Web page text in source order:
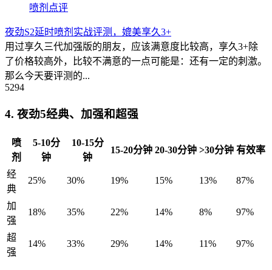
喷剂点评
夜劲S2延时喷剂实战评测，媲美享久3+
用过享久三代加强版的朋友，应该满意度比较高，享久3+除
了价格较高外，比较不满意的一点可能是：还有一定的刺激。
那么今天要评测的...
5294
4. 夜劲5经典、加强和超强
喷
剂
5-10分
钟
10-15分
钟
15-20分钟 20-30分钟 >30分钟 有效率
经
典
25% 30% 19% 15% 13% 87%
加
强
18% 35% 22% 14% 8% 97%
超
强
14% 33% 29% 14% 11% 97%